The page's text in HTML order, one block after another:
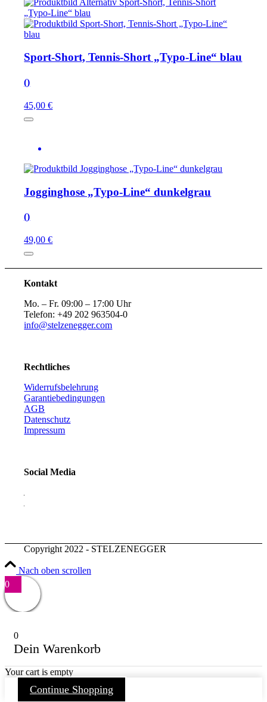
Sport-Short, Tennis-Short „Typo-Line“ blau
()
45,00 €
Jogginghose „Typo-Line“ dunkelgrau
()
49,00 €
Kontakt
Mo. – Fr. 09:00 – 17:00 Uhr
Telefon: +49 202 963504-0
info@stelzenegger.com
Rechtliches
Widerrufsbelehrung
Garantiebedingungen
AGB
Datenschutz
Impressum
Social Media
Copyright 2022 - STELZENEGGER
Nach oben scrollen
0
0
Dein Warenkorb
Your cart is empty
Continue Shopping